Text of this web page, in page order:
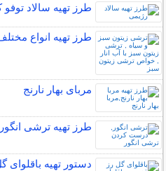
طرز تهیه سالاد توفو
طرز تهیه انواع
مربای بهار نارنج
طرز تهیه ترشی انگور
دستور تهیه باقلوای